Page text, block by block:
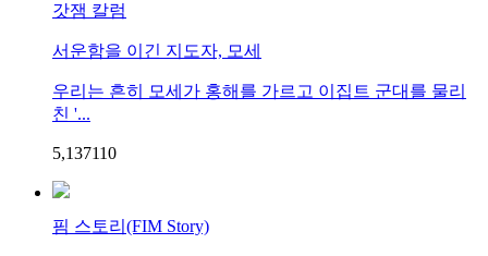
갓잼 칼럼
서운함을 이긴 지도자, 모세
우리는 흔히 모세가 홍해를 가르고 이집트 군대를 물리
친 '...
5,137110
핌 스토리(FIM Story)